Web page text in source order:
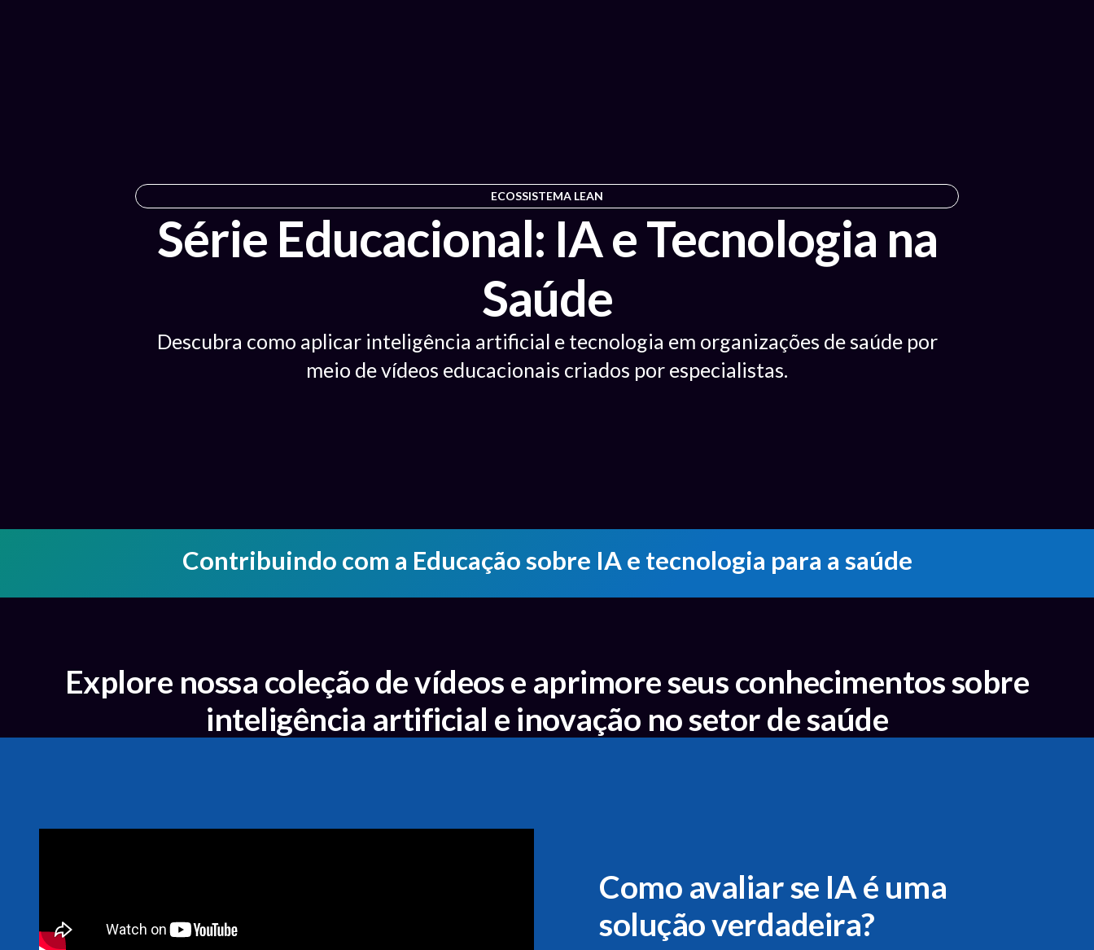
ECOSSISTEMA LEAN
Série Educacional: IA e Tecnologia na
Saúde
Descubra como aplicar inteligência artificial e tecnologia em organizações de saúde por
meio de vídeos educacionais criados por especialistas.
Contribuindo com a Educação sobre IA e tecnologia para a
Explore nossa coleção de vídeos e aprimore seus conhecimentos sobre
inteligência artificial e inovação no setor de saúde
Como avaliar se IA é uma
solução verdadeira?